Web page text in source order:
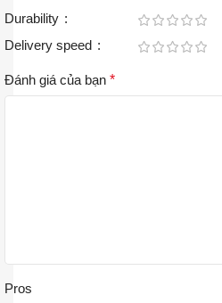
Durability
Delivery speed
Đánh giá của bạn *
Pros